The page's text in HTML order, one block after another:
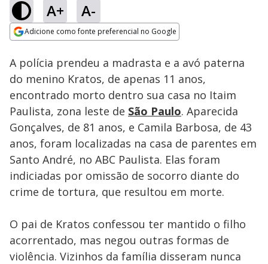
A+ A-
Adicione como fonte preferencial no Google
Ativar
Loaded
18.40%
A polícia prendeu a madrasta e a avó paterna
do menino Kratos, de apenas 11 anos,
encontrado morto dentro sua casa no Itaim
Paulista, zona leste de São Paulo. Aparecida
Gonçalves, de 81 anos, e Camila Barbosa, de 43
anos, foram localizadas na casa de parentes em
Santo André, no ABC Paulista. Elas foram
indiciadas por omissão de socorro diante do
crime de tortura, que resultou em morte.
O pai de Kratos confessou ter mantido o filho
acorrentado, mas negou outras formas de
violência. Vizinhos da família disseram nunca